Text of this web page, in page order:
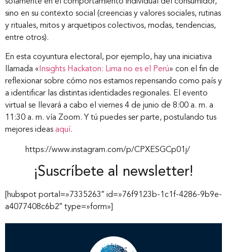
Inicio
Nosotros
Nuestros servicios
Nuestros clientes
Novedades
Contáctanos
sino en su contexto social (creencias y valores sociales, rutinas
y rituales, mitos y arquetipos colectivos, modas, tendencias,
entre otros).
En esta coyuntura electoral, por ejemplo, hay una iniciativa
llamada «Insights Hackaton: Lima no es el Perú» con el fin de
reflexionar sobre cómo nos estamos repensando como país y
a identificar las distintas identidades regionales. El evento
virtual se llevará a cabo el viernes 4 de junio de 8:00 a. m. a
11:30 a. m. vía Zoom. Y tú puedes ser parte, postulando tus
mejores ideas aquí.
https://www.instagram.com/p/CPXESGCp01j/
¡Suscríbete al newsletter!
[hubspot portal=»7335263″ id=»76f9123b-1c1f-4286-9b9e-
a4077408c6b2″ type=»form»]